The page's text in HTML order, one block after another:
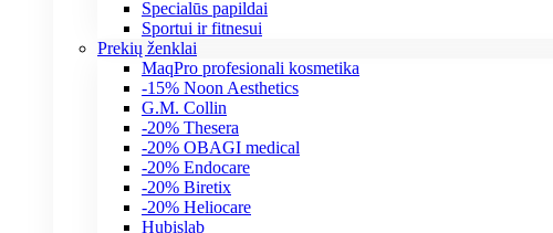
Specialūs papildai
Sportui ir fitnesui
Prekių ženklai
MaqPro profesionali kosmetika
-15% Noon Aesthetics
G.M. Collin
-20% Thesera
-20% OBAGI medical
-20% Endocare
-20% Biretix
-20% Heliocare
Hubislab